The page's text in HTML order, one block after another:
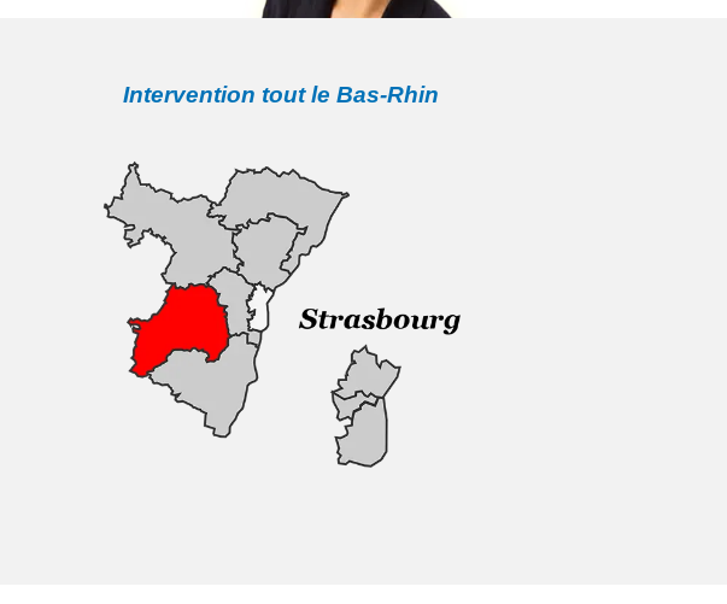
Intervention tout le Bas-Rhin